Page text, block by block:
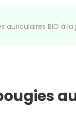
auriculaires BIO à la